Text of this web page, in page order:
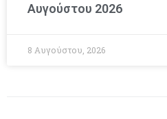
Αυγούστου 2026
8 Αυγούστου, 2026